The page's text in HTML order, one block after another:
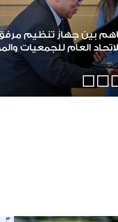
بين جهاز تنظيم
العام للجمعيات